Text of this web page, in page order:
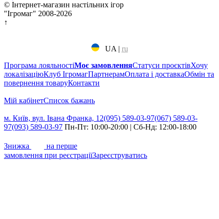
© Інтернет-магазин настільних ігор
"Ігромаг" 2008-2026
↑
UA| ru
Програма лояльностіМоє замовленняСтатуси проєктівХочу
локалізаціюКлуб ІгромагПартнерамОплата і доставкаОбмін та
повернення товаруКонтакти
Мій кабінетCписок бажань
м. Київ, вул. Івана Франка, 12(095) 589-03-97(067) 589-03-
97(093) 589-03-97 Пн-Пт: 10:00-20:00 | Сб-Нд: 12:00-18:00
Знижка
на перше
замовлення при реєстраціїЗареєструватись